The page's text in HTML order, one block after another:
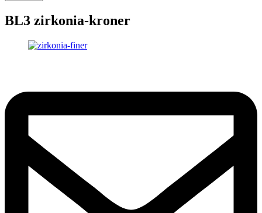
BL3 zirkonia-kroner